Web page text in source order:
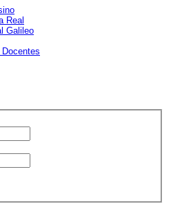
Real
Galileo